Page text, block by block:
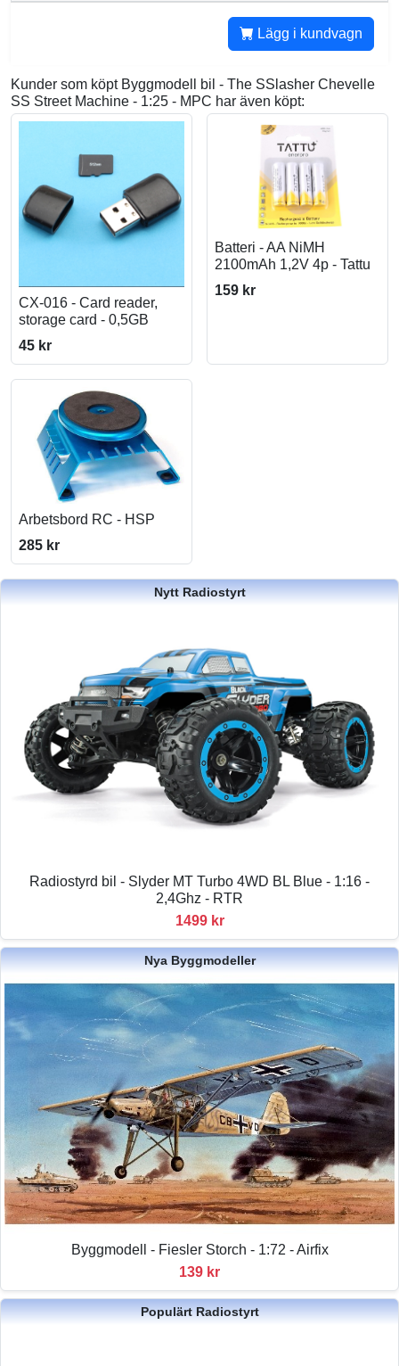
Lägg i kundvagn
Kunder som köpt Byggmodell bil - The SSlasher Chevelle
SS Street Machine - 1:25 - MPC har även köpt:
CX-016 - Card reader,
storage card - 0,5GB
45 kr
Batteri - AA NiMH
2100mAh 1,2V 4p - Tattu
159 kr
Arbetsbord RC - HSP
285 kr
Nytt Radiostyrt
Radiostyrd bil - Slyder MT Turbo 4WD BL Blue - 1:16 -
2,4Ghz - RTR
1499 kr
Nya Byggmodeller
Byggmodell - Fiesler Storch - 1:72 - Airfix
139 kr
Populärt Radiostyrt